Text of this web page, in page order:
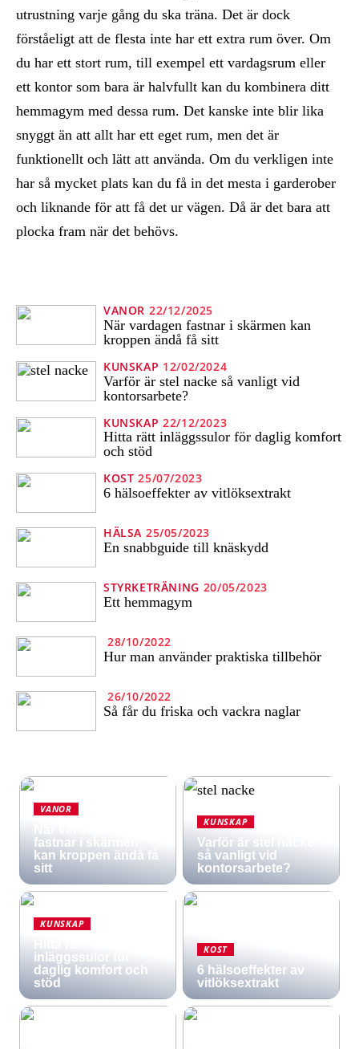
utrustning varje gång du ska träna. Det är dock
förståeligt att de flesta inte har ett extra rum över. Om
du har ett stort rum, till exempel ett vardagsrum eller
ett kontor som bara är halvfullt kan du kombinera ditt
hemmagym med dessa rum. Det kanske inte blir lika
snyggt än att allt har ett eget rum, men det är
funktionellt och lätt att använda. Om du verkligen inte
har så mycket plats kan du få in det mesta i garderober
och liknande för att få det ur vägen. Då är det bara att
plocka fram när det behövs.
VANOR 22/12/2025
När vardagen fastnar i skärmen kan
kroppen ändå få sitt
KUNSKAP 12/02/2024
Varför är stel nacke så vanligt vid
kontorsarbete?
KUNSKAP 22/12/2023
Hitta rätt inläggssulor för daglig komfort
och stöd
KOST 25/07/2023
6 hälsoeffekter av vitlöksextrakt
HÄLSA 25/05/2023
En snabbguide till knäskydd
STYRKETRÄNING 20/05/2023
Ett hemmagym
28/10/2022
Hur man använder praktiska tillbehör
26/10/2022
Så får du friska och vackra naglar
VANOR
fastnar i skärmen
kan kroppen ändå få
sitt
KUNSKAP
Varför är stel nacke
så vanligt vid
kontorsarbete?
KUNSKAP
inläggssulor för
daglig komfort och
stöd
KOST
6 hälsoeffekter av
vitlöksextrakt